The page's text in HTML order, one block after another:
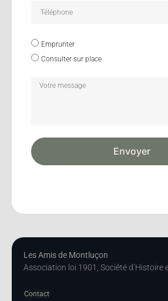
Emprunter
Consulter sur place
Envoyer
Les Amis de Montluçon
Association loi 1901, Société d’Histoire
Contact